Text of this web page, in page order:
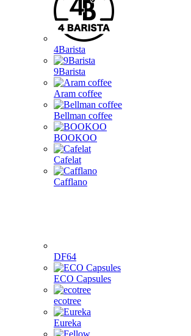
4Barista
9Barista
Aram coffee
Bellman coffee
BOOKOO
Cafelat
Cafflano
DF64
ECO Capsules
ecotree
Eureka